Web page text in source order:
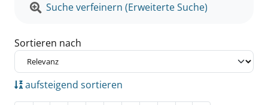
Suche verfeinern (Erweiterte Suche)
Sortieren nach
aufsteigend sortieren